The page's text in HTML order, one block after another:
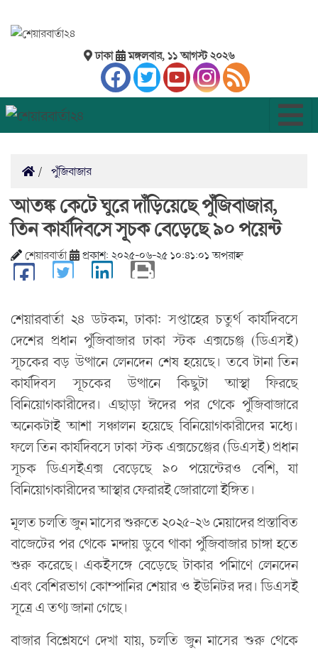
ঢাকা মঙ্গলবার, ১১ আগস্ট ২০২৬
পুঁজিবাজার
আতঙ্ক কেটে ঘুরে দাঁড়িয়েছে পুঁজিবাজার,
তিন কার্যদিবসে সূচক বেড়েছে ৯০ পয়েন্ট
শেয়ারবার্তা প্রকাশ: ২০২৫-০৬-২৫ ১০:৪১:০১ অপরাহ্ন
শেয়ারবার্তা ২৪ ডটকম, ঢাকা: সপ্তাহের চতুর্থ কার্যদিবসে
দেশের প্রধান পুঁজিবাজার ঢাকা স্টক এক্সচেঞ্জ (ডিএসই)
সূচকের বড় উত্থানে লেনদেন শেষ হয়েছে। তবে টানা তিন
কার্যদিবস সূচকের উত্থানে কিছুটা আস্থা ফিরছে
বিনিয়োগকারীদের। এছাড়া ঈদের পর থেকে পুঁজিবাজারে
অনেকটাই আশা সঞ্চালন হয়েছে বিনিয়োগকারীদের মধ্যে।
ফলে তিন কার্যদিবসে ঢাকা স্টক এক্সচেঞ্জের (ডিএসই) প্রধান
সূচক ডিএসইএক্স বেড়েছে ৯০ পয়েন্টেরও বেশি, যা
বিনিয়োগকারীদের আস্থার ফেরারই জোরালো ইঙ্গিত।
মূলত চলতি জুন মাসের শুরুতে ২০২৫-২৬ মেয়াদের প্রস্তাবিত
বাজেটের পর থেকে মন্দায় ডুবে থাকা পুঁজিবাজার চাঙ্গা হতে
শুরু করেছে। একইসঙ্গে বেড়েছে টাকার পমিাণে লেনদেন
এবং বেশিরভাগ কোম্পানির শেয়ার ও ইউনিটর দর। ডিএসই
সূত্রে এ তথ্য জানা গেছে।
বাজার বিশ্লেষণে দেখা যায়, চলতি জুন মাসের শুরু থেকে